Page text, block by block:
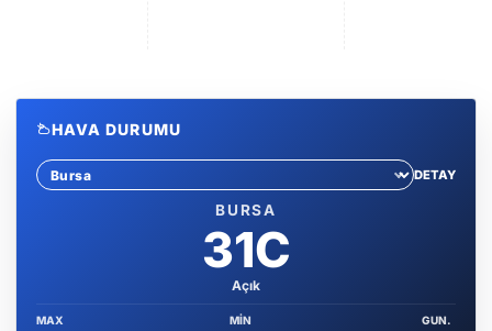
HAVA DURUMU
Sehir sec
DETAY
BURSA
31C
Açık
MAX MIN GUN.